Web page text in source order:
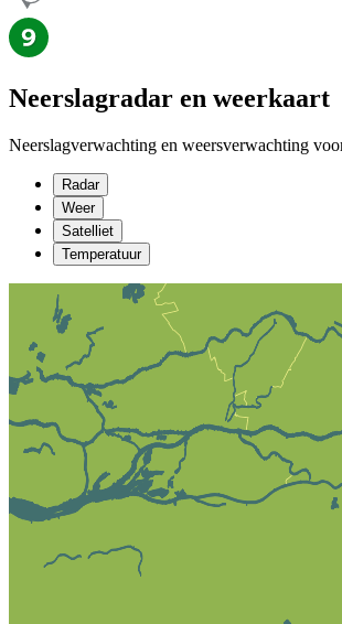
Neerslagradar en weerkaart
Neerslagverwachting en weersverwachting
Radar
Weer
Satelliet
Temperatuur